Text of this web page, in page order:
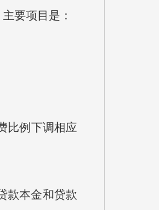
要项目是：
比例下调相应
款本金和贷款